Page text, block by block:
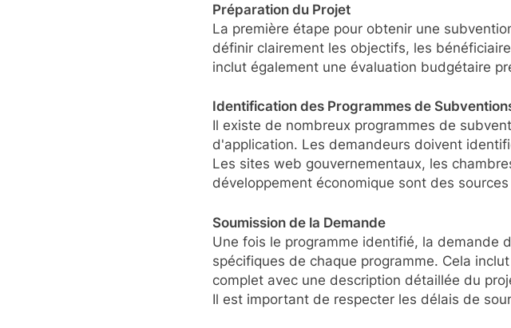
Préparation du Projet
La première étape pour obtenir une
définir clairement les objectifs, les
inclut également une évaluation budgétaire
Identification des Programmes de
Il existe de nombreux programmes de
d'application. Les demandeurs doivent
Les sites web gouvernementaux, les
développement économique sont des
Soumission de la Demande
Une fois le programme identifié, la demande
spécifiques de chaque programme. Cela
complet avec une description détaillée du
Il est important de respecter les délais de